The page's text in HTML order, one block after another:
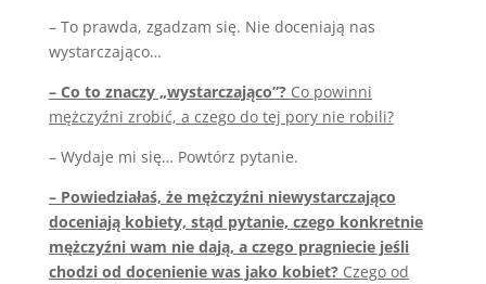
– To prawda, zgadzam się. Nie doceniają nas
wystarczająco…
– Co to znaczy „wystarczająco”? Co powinni
mężczyźni zrobić, a czego do tej pory nie robili?
– Wydaje mi się… Powtórz pytanie.
– Powiedziałaś, że mężczyźni niewystarczająco
doceniają kobiety, stąd pytanie, czego konkretnie
mężczyźni wam nie dają, a czego pragniecie jeśli
chodzi od docenienie was jako kobiet? Czego od